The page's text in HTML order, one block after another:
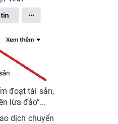
đoạt tài sản,
lừa đảo”...
dịch chuyển